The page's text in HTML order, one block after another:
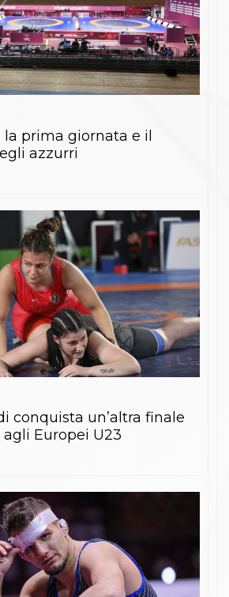
la prima giornata e il
azzurri
conquista un’altra finale
Europei U23